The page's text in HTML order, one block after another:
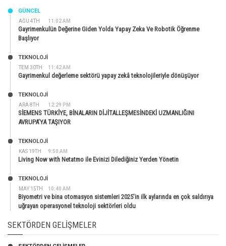
AĞU 4TH 11:02 AM
GÜNCEL
Gayrimenkulün Değerine Giden Yolda Yapay Zeka Ve Robotik Öğrenme
Başlıyor
TEM 30TH 11:42 AM
TEKNOLOJİ
Gayrimenkul değerleme sektörü yapay zekâ teknolojileriyle dönüşüyor
ARA 8TH 12:29 PM
TEKNOLOJİ
SİEMENS TÜRKİYE, BİNALARIN DİJİTALLEŞMESİNDEKİ UZMANLIĞINI
AVRUPA’YA TAŞIYOR
KAS 19TH 9:50 AM
TEKNOLOJİ
Living Now with Netatmo ile Evinizi Dilediğiniz Yerden Yönetin
MAY 15TH 10:40 AM
TEKNOLOJİ
Biyometri ve bina otomasyon sistemleri 2025’in ilk aylarında en çok saldırıya
uğrayan operasyonel teknoloji sektörleri oldu
SEKTÖRDEN GELIŞMELER